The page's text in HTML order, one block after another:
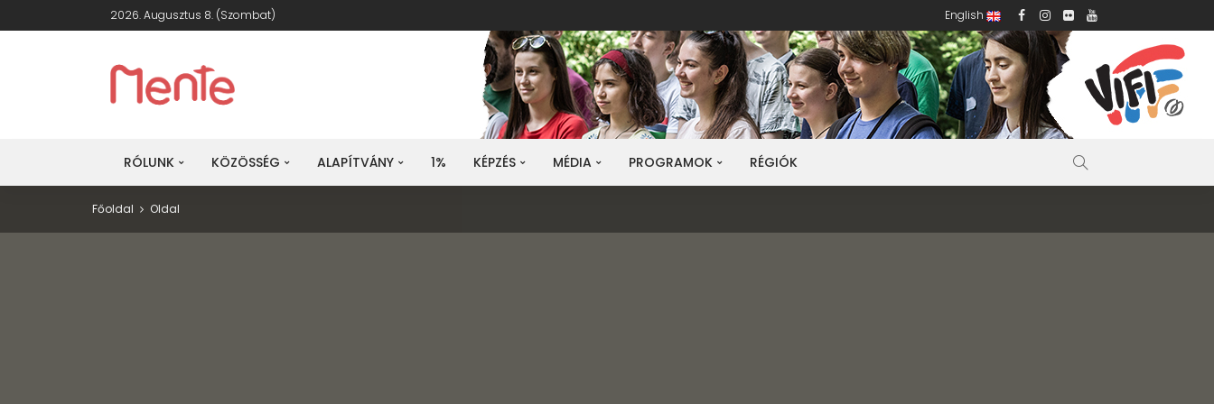
2026. Augusztus 8. (szombat) English
RÓLUNK KÖZÖSSÉG ALAPÍTVÁNY 1% KÉPZÉS MÉDIA PROGRAMOK RÉGIÓK
Főoldal Oldal